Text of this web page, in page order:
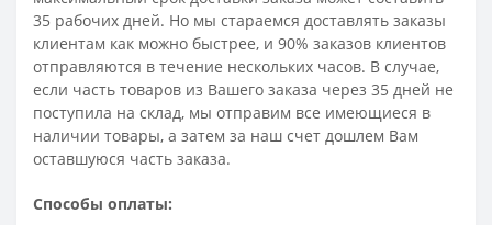
35 рабочих дней. Но мы стараемся доставлять заказы
клиентам как можно быстрее, и 90% заказов клиентов
отправляются в течение нескольких часов. В случае,
если часть товаров из Вашего заказа через 35 дней не
поступила на склад, мы отправим все имеющиеся в
наличии товары, а затем за наш счет дошлем Вам
оставшуюся часть заказа.
Способы оплаты: